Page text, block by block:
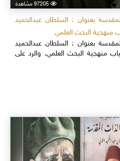
97205 مشاهدة
بعنوان : السلطان عبدالحميد
منهجية البحث العلمي
بعنوان : السلطان عبدالحميد
منهجية البحث العلمي. والرد على